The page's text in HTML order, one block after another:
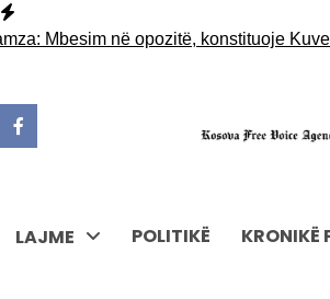
Skip
to
në opozitë, konstituoje Kuvendin
LAJME POLITIKË KRONIKË